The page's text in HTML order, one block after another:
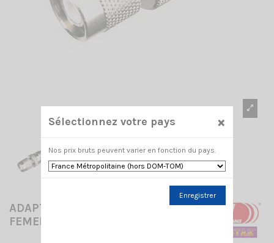
ADAPT TNC MALE/PL258
FEMELLE
Sélectionnez votre pays ×
Nos prix bruts peuvent varier en fonction du pays.
Enregistrer